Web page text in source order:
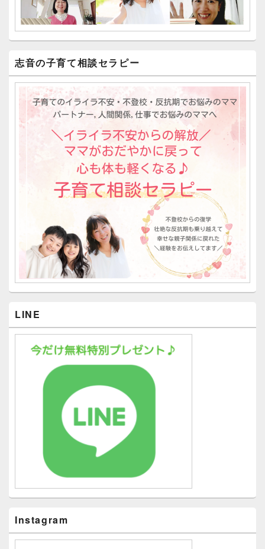
志音の子育て相談セラピー
LINE
Instagram